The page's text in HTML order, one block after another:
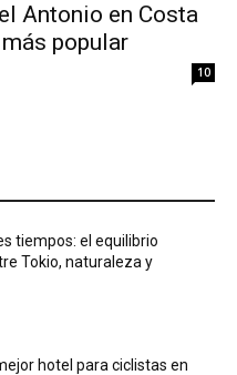
Antonio en Costa
popular
10
tiempos: el equilibrio
Tokio, naturaleza y
hotel para ciclistas en